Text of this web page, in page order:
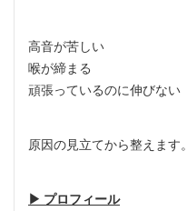
高音が苦しい
喉が締まる
頑張っているのに伸びない
原因の見立てから整えます。
▶︎ プロフィール